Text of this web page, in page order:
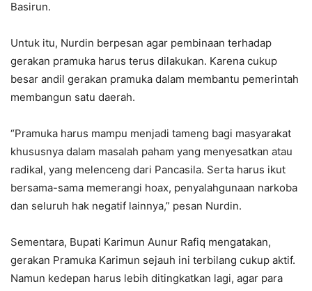
Basirun.
Untuk itu, Nurdin berpesan agar pembinaan terhadap
gerakan pramuka harus terus dilakukan. Karena cukup
besar andil gerakan pramuka dalam membantu pemerintah
membangun satu daerah.
“Pramuka harus mampu menjadi tameng bagi masyarakat
khususnya dalam masalah paham yang menyesatkan atau
radikal, yang melenceng dari Pancasila. Serta harus ikut
bersama-sama memerangi hoax, penyalahgunaan narkoba
dan seluruh hak negatif lainnya,” pesan Nurdin.
Sementara, Bupati Karimun Aunur Rafiq mengatakan,
gerakan Pramuka Karimun sejauh ini terbilang cukup aktif.
Namun kedepan harus lebih ditingkatkan lagi, agar para